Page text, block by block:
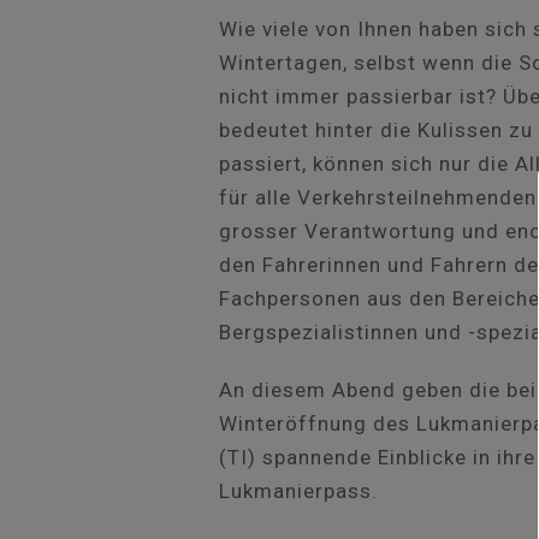
Wie viele von Ihnen haben
Wintertagen, selbst wenn die
nicht immer passierbar ist?
bedeutet hinter die Kulissen
passiert, können sich nur die
für alle
grosser Verantwortung und
den Fahrerinnen und Fahrern
Fachpersonen aus den
Bergspezialistinnen und -
An diesem Abend geben die
Winteröffnung des
(TI) spannende Einblicke in
Lukmanierpass.